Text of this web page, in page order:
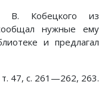
В. Кобецкого из
нужные ему
и предлагал
47, с. 261—262, 263.